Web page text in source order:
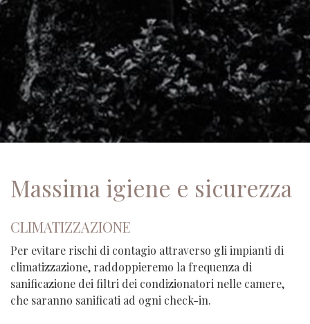
Massima igiene e sicurezza
CLIMATIZZAZIONE
Per evitare rischi di contagio attraverso gli impianti di
climatizzazione, raddoppieremo la frequenza di
sanificazione dei filtri dei condizionatori nelle camere,
che saranno sanificati ad ogni check-in.